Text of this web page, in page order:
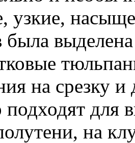
узкие,
на срезку и
для
на